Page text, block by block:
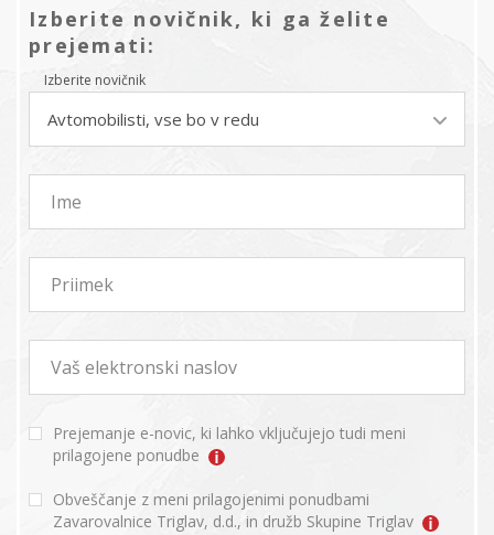
Izberite novičnik, ki ga želite
prejemati:
Izberite novičnik
Avtomobilisti, vse bo v redu
Ime
Priimek
Vaš elektronski naslov
Prejemanje e-novic, ki lahko vključujejo tudi meni
prilagojene ponudbe
Obveščanje z meni prilagojenimi ponudbami
Zavarovalnice Triglav, d.d., in družb Skupine Triglav